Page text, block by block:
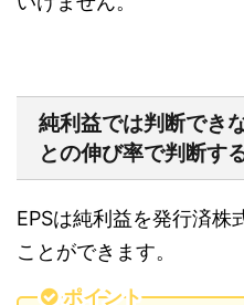
純利益では判断でき
との伸び率で判断す
EPSは純利益を発行済株
ことができます。
ポイント